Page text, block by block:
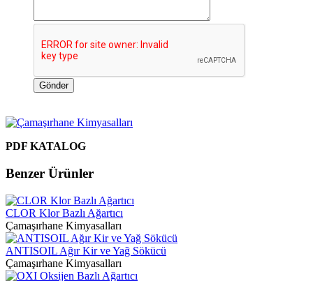
Gönder
PDF KATALOG
Benzer Ürünler
CLOR Klor Bazlı Ağartıcı
Çamaşırhane Kimyasalları
ANTISOIL Ağır Kir ve Yağ Sökücü
Çamaşırhane Kimyasalları